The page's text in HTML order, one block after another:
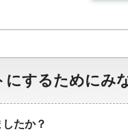
にするためにみ
たか？